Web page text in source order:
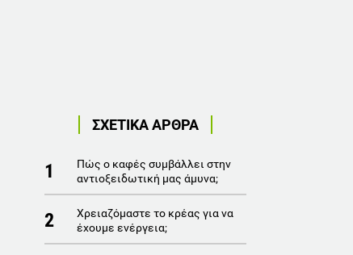
ΣΧΕΤΙΚΑ ΑΡΘΡΑ
1
Πώς ο καφές συμβάλλει στην
αντιοξειδωτική μας άμυνα;
2
Χρειαζόμαστε το κρέας για να
έχουμε ενέργεια;